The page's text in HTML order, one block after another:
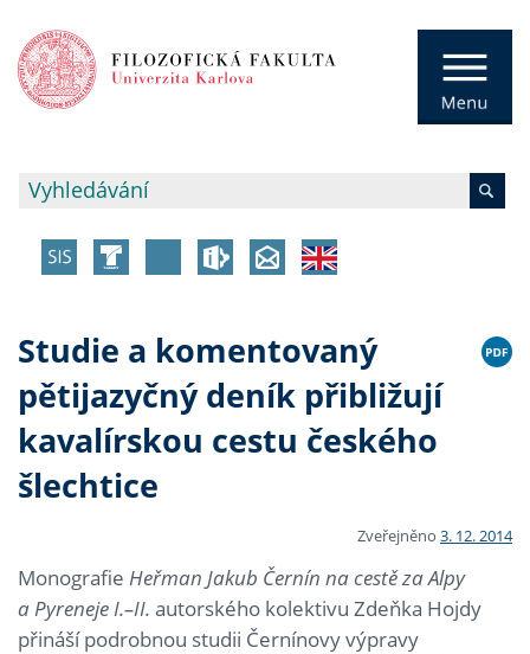
Studie a komentovaný
pětijazyčný deník přibližují
kavalírskou cestu českého
šlechtice
Zveřejněno 3. 12. 2014
Monografie Heřman Jakub Černín na cestě za Alpy
a Pyreneje I.–II. autorského kolektivu Zdeňka Hojdy
přináší podrobnou studii Černínovy výpravy